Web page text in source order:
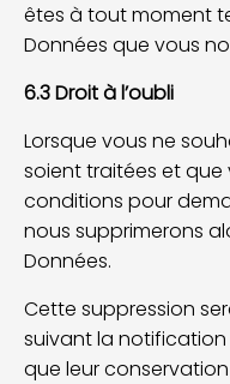
êtes à tout moment
Données que vous
6.3 Droit à l’oubli
Lorsque vous ne
soient traitées et que
conditions pour
nous supprimerons
Données.
Cette suppression
suivant la
que leur